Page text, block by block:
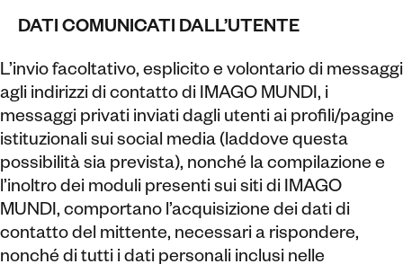
DATI COMUNICATI DALL’UTENTE
L’invio facoltativo, esplicito e volontario di messaggi
agli indirizzi di contatto di IMAGO MUNDI, i
messaggi privati inviati dagli utenti ai profili/pagine
istituzionali sui social media (laddove questa
possibilità sia prevista), nonché la compilazione e
l’inoltro dei moduli presenti sui siti di IMAGO
MUNDI, comportano l’acquisizione dei dati di
contatto del mittente, necessari a rispondere,
nonché di tutti i dati personali inclusi nelle